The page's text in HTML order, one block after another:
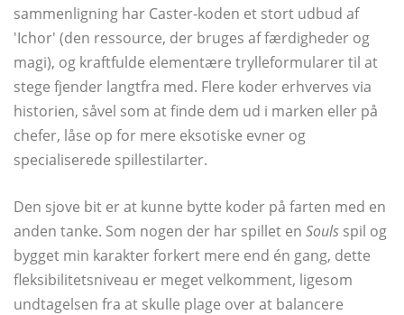
sammenligning har Caster-koden et stort udbud af
'Ichor' (den ressource, der bruges af færdigheder og
magi), og kraftfulde elementære trylleformularer til at
stege fjender langtfra med. Flere koder erhverves via
historien, såvel som at finde dem ud i marken eller på
chefer, låse op for mere eksotiske evner og
specialiserede spillestilarter.
Den sjove bit er at kunne bytte koder på farten med en
anden tanke. Som nogen der har spillet en Souls spil og
bygget min karakter forkert mere end én gang, dette
fleksibilitetsniveau er meget velkomment, ligesom
undtagelsen fra at skulle plage over at balancere